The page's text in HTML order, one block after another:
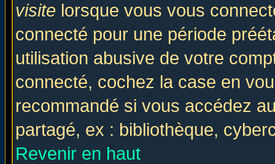
visite lorsque vous vous
connecté pour une période
utilisation abusive de votre
connecté, cochez la case en
recommandé si vous accédez
partagé, ex : bibliothèque,
Revenir en haut